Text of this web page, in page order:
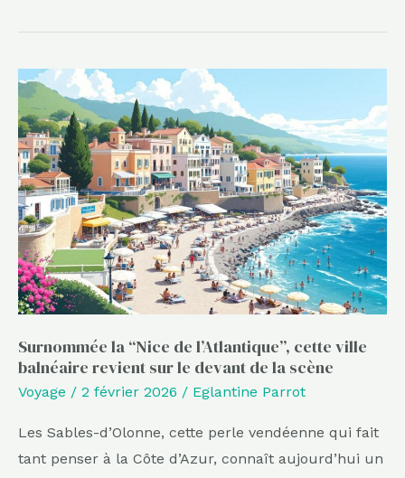
Surnommée la “Nice de l’Atlantique”, cette ville
balnéaire revient sur le devant de la scène
Voyage / 2 février 2026 / Eglantine Parrot
Les Sables-d’Olonne, cette perle vendéenne qui fait
tant penser à la Côte d’Azur, connaît aujourd’hui un
Surnommée
la
“Nice
de
l’Atlantique”,
cette
ville
balnéaire
revient
sur
le
devant
de